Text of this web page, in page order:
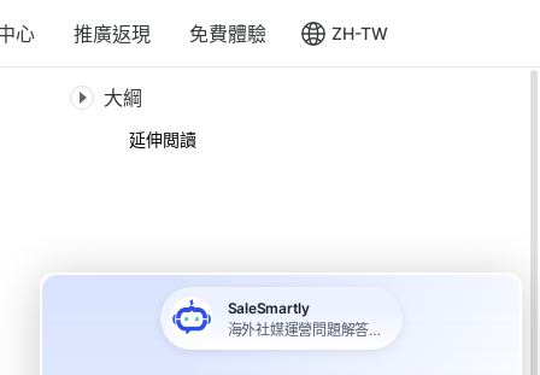
心 推廣返現 免費體驗 ZH-TW
大綱
延伸閲讀